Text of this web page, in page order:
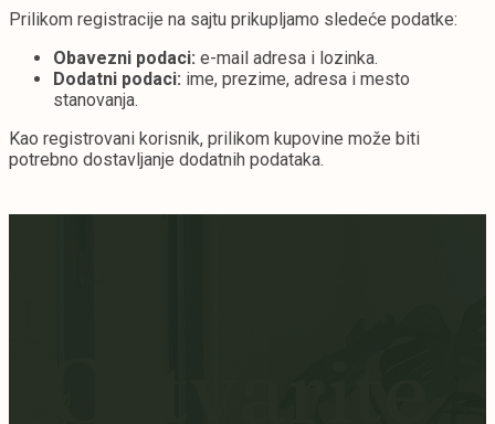
Prilikom registracije na sajtu prikupljamo sledeće podatke:
Obavezni podaci: e-mail adresa i lozinka.
Dodatni podaci: ime, prezime, adresa i mesto
stanovanja.
Kao registrovani korisnik, prilikom kupovine može biti
potrebno dostavljanje dodatnih podataka.